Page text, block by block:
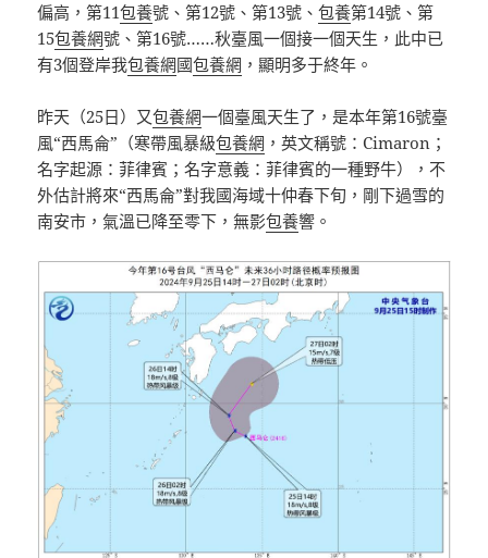
偏高，第11包養號、第12號、第13號、包養第14號、第
15包養網號、第16號……秋臺風一個接一個天生，此中已
有3個登岸我包養網國包養網 ，顯明多于終年。
昨天（25日）又包養網一個臺風天生了，是本年第16號臺
風“西馬侖”（寒帶風暴級包養網 ，英文稱號：Cimaron；
名字起源：菲律賓；名字意義：菲律賓的一種野牛），不
外估計將來“西馬侖”對我國海域十仲春下旬，剛下過雪的
南安市，氣溫已降至零下，無影包養響。